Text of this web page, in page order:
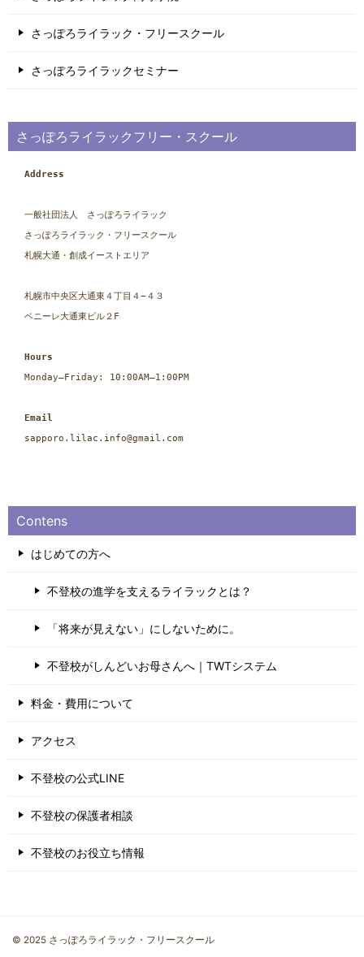
さっぽろライラック・フリースクール
さっぽろライラックセミナー
さっぽろライラックフリー・スクール
Address
一般社団法人　さっぽろライラック
さっぽろライラック・フリースクール
札幌大通・創成イーストエリア
札幌市中央区大通東４丁目４−４３
ベニーレ大通東ビル２F
Hours
Monday–Friday: 10:00AM–1:00PM
Email
sapporo.lilac.info@gmail.com
Contens
はじめての方へ
不登校の進学を支えるライラックとは？
「将来が見えない」にしないために。
不登校がしんどいお母さんへ｜TWTシステム
料金・費用について
アクセス
不登校の公式LINE
不登校の保護者相談
不登校のお役立ち情報
© 2025 さっぽろライラック・フリースクール